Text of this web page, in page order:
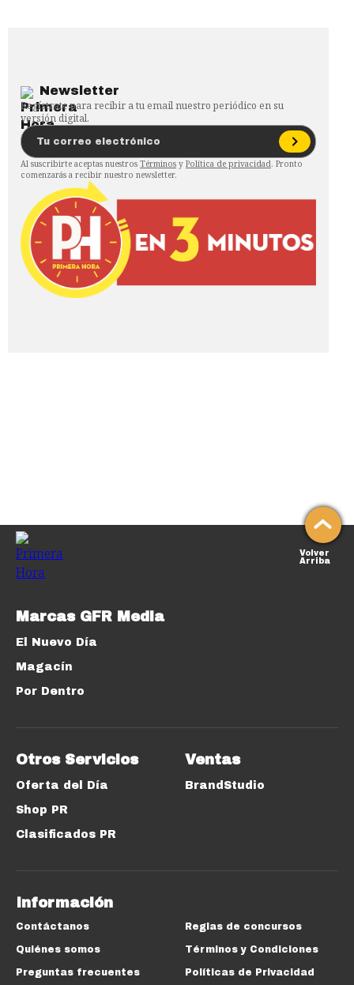
Newsletter
Regístrate para recibir a tu email nuestro periódico en su
versión digital.
Al suscribirte aceptas nuestros Términos y Política de privacidad. Pronto
comenzarás a recibir nuestro newsletter.
Volver
Arriba
Marcas GFR Media
El Nuevo Día
Magacín
Por Dentro
Otros Servicios
Oferta del Día
Shop PR
Clasificados PR
Ventas
BrandStudio
Información
Contáctanos
Quiénes somos
Preguntas frecuentes
Reglas de concursos
Términos y Condiciones
Políticas de Privacidad